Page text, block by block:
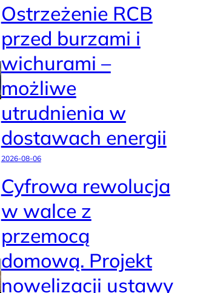
Ostrzeżenie RCB
przed burzami i
wichurami –
możliwe
utrudnienia w
dostawach energii
2026-08-06
Cyfrowa rewolucja
w walce z
przemocą
domową. Projekt
nowelizacji ustawy